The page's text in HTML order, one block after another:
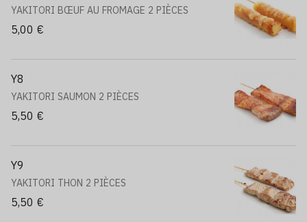
YAKITORI BŒUF AU FROMAGE 2 PIÈCES
5,00 €
Y8
YAKITORI SAUMON 2 PIÈCES
5,50 €
Y9
YAKITORI THON 2 PIÈCES
5,50 €